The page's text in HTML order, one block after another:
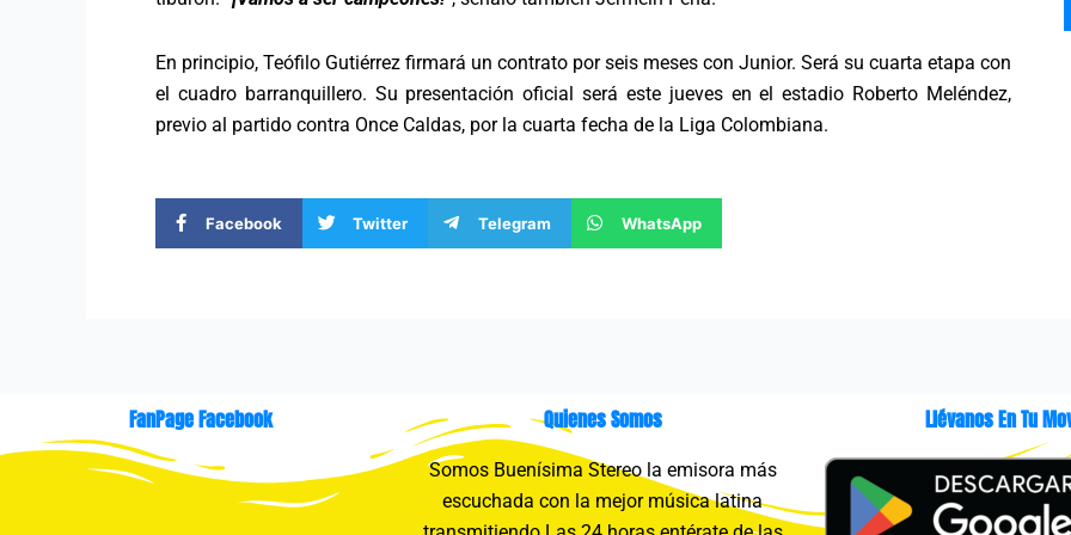
En principio, Teófilo Gutiérrez firmará un contrato por seis meses con Junior. Será su cuarta etapa con
el cuadro barranquillero. Su presentación oficial será este jueves en el estadio Roberto Meléndez,
previo al partido contra Once Caldas, por la cuarta fecha de la Liga Colombiana.
Facebook Twitter Telegram WhatsApp
FanPage Facebook Quienes Somos
Somos Buenísima Stereo la emisora más
escuchada con la mejor música latina
Llévanos En Tu